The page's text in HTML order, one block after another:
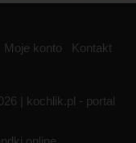
Moje konto Kontakt
| kochlik.pl - portal